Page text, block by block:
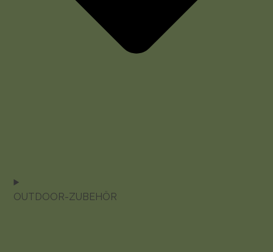
OUTDOOR-ZUBEHÖR